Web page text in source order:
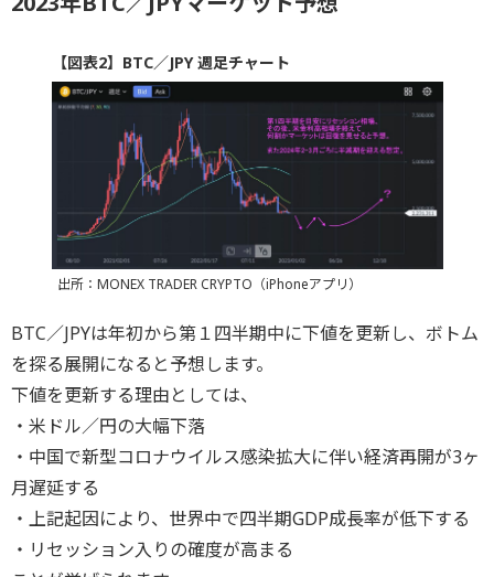
【図表2】BTC／JPY 週足チャート
出所：MONEX TRADER CRYPTO（iPhoneアプリ）
BTC／JPYは年初から第１四半期中に下値を更新し、ボトム
を探る展開になると予想します。
下値を更新する理由としては、
・米ドル／円の大幅下落
・中国で新型コロナウイルス感染拡大に伴い経済再開が3ヶ
月遅延する
・上記起因により、世界中で四半期GDP成長率が低下する
・リセッション入りの確度が高まる